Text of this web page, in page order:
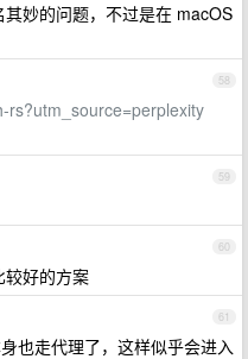
妙的问题，不过是在 macOS
58
rs?utm_source=perplexity
59
60
较好的方案
61
也走代理了，这样似乎会进入